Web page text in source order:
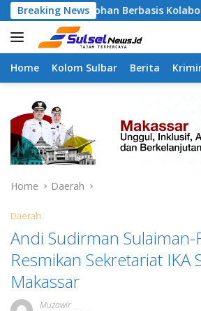
Skip
to
content
Breaking News
Berbasis Kolaborasi Warga
Home Kolom Sulbar Berita
Home Daerah
Daerah
Andi Sudirman
Resmikan Sekretariat IKA
Makassar
Muzawir